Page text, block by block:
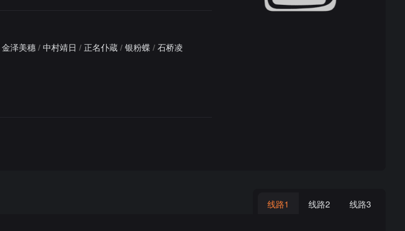
金泽美穗 / 中村靖日 / 正名仆蔵 / 银粉蝶 / 石桥凌
线路1 线路2 线路3